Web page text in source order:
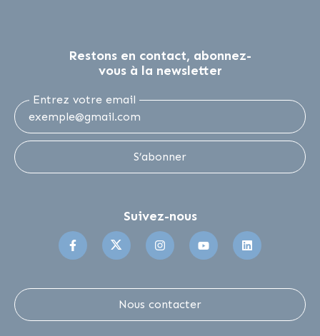
Restons en contact, abonnez-
vous à la newsletter
Entrez votre email
S’abonner
Suivez-nous
Suivez-nous sur Facebook
Suivez-nous sur Twitter
Suivez-nous surSuivez-nous sur
Nous contacter